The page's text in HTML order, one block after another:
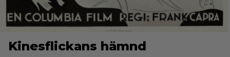
Kinesflickans hämnd